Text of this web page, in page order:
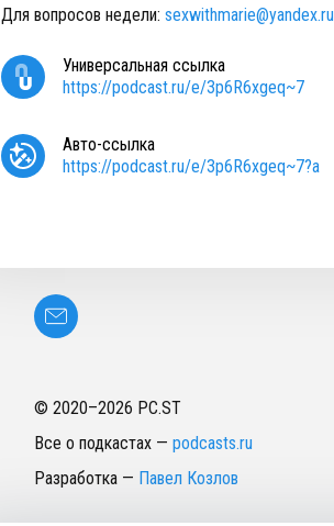
Для вопросов недели: sexwithmarie@yandex.ru
Универсальная ссылка
https://podcast.ru/e/3p6R6xgeq~7
Авто-ссылка
https://podcast.ru/e/3p6R6xgeq~7?a
© 2020–2026 PC.ST
Все о подкастах — podcasts.ru
Разработка — Павел Козлов